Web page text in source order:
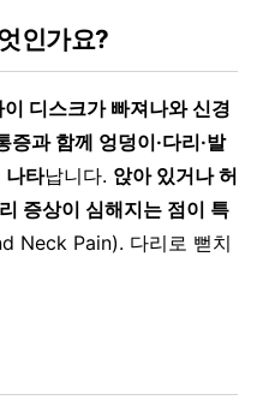
인가요?
디스크가 빠져나와 신경
과 함께 엉덩이·다리·발
나타납니다. 앉아 있거나 허
증상이 심해지는 점이 특
Neck Pain). 다리로 뻗치